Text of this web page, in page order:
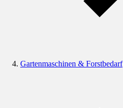
Gartenmaschinen & Forstbedarf